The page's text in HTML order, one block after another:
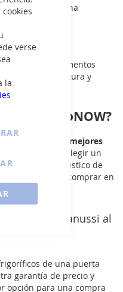
verse
la
amplio y una
para alimentos
para una apertura y
en ElectroNOW?
de ofrecer los
mejores
. Al elegir un
un electrodoméstico de
confianza de comprar en
Puerta Zanussi al
en
de una puerta
garantía de precio y
opción para una compra